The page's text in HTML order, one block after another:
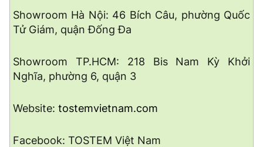
Showroom Hà Nội: 46 Bích Câu, phường Quốc
Tử Giám, quận Đống Đa
Showroom TP.HCM: 218 Bis Nam Kỳ Khởi
Nghĩa, phường 6, quận 3
Website: tostemvietnam.com
Facebook: TOSTEM Việt Nam